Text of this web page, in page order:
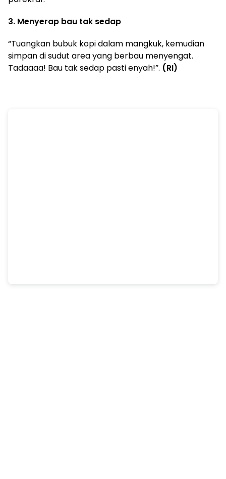
3. Menyerap bau tak sedap
“Tuangkan bubuk kopi dalam mangkuk, kemudian
simpan di sudut area yang berbau menyengat.
Tadaaaa! Bau tak sedap pasti enyah!”. (RI)